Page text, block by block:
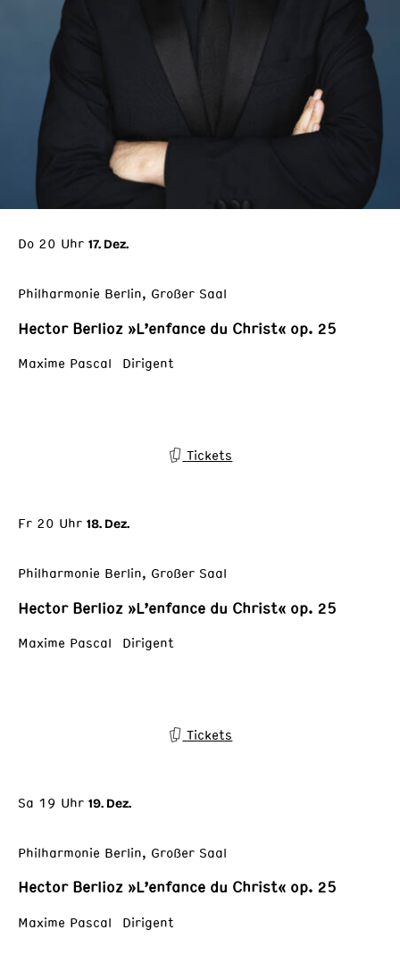
Do 20 Uhr 17. Dez.
Philharmonie Berlin, Großer Saal
Hector Berlioz »L’enfance du Christ« op. 25
Maxime Pascal Dirigent
Tickets
Fr 20 Uhr 18. Dez.
Philharmonie Berlin, Großer Saal
Hector Berlioz »L’enfance du Christ« op. 25
Maxime Pascal Dirigent
Tickets
Sa 19 Uhr 19. Dez.
Philharmonie Berlin, Großer Saal
Hector Berlioz »L’enfance du Christ« op. 25
Maxime Pascal Dirigent